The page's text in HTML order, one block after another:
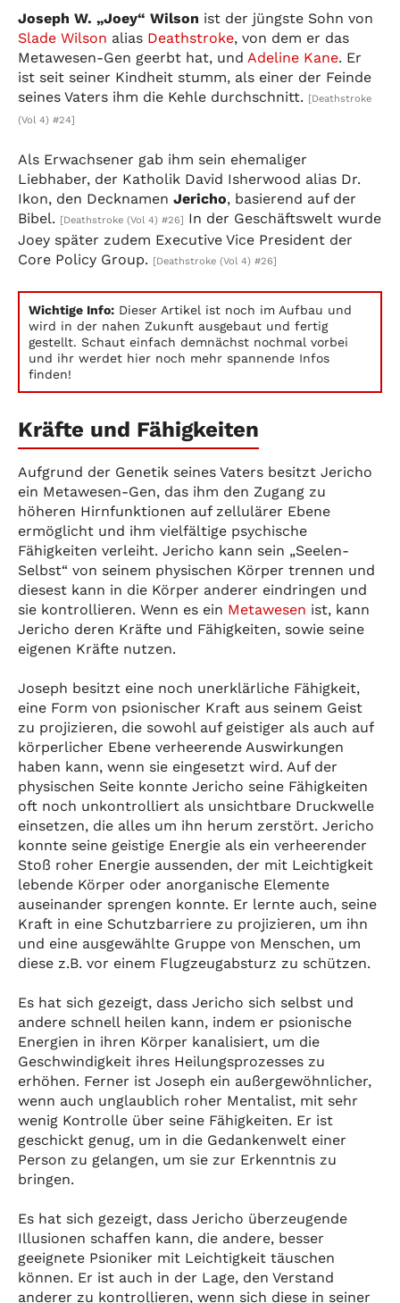
Joseph W. „Joey“ Wilson ist der jüngste Sohn von
Slade Wilson alias Deathstroke, von dem er das
Metawesen-Gen geerbt hat, und Adeline Kane. Er
ist seit seiner Kindheit stumm, als einer der Feinde
seines Vaters ihm die Kehle durchschnitt. [Deathstroke
(Vol 4) #24]
Als Erwachsener gab ihm sein ehemaliger
Liebhaber, der Katholik David Isherwood alias Dr.
Ikon, den Decknamen Jericho, basierend auf der
Bibel. [Deathstroke (Vol 4) #26] In der Geschäftswelt wurde
Joey später zudem Executive Vice President der
Core Policy Group. [Deathstroke (Vol 4) #26]
Wichtige Info: Dieser Artikel ist noch im Aufbau und
wird in der nahen Zukunft ausgebaut und fertig
gestellt. Schaut einfach demnächst nochmal vorbei
und ihr werdet hier noch mehr spannende Infos
finden!
Kräfte und Fähigkeiten
Aufgrund der Genetik seines Vaters besitzt Jericho
ein Metawesen-Gen, das ihm den Zugang zu
höheren Hirnfunktionen auf zellulärer Ebene
ermöglicht und ihm vielfältige psychische
Fähigkeiten verleiht. Jericho kann sein „Seelen-
Selbst“ von seinem physischen Körper trennen und
diesest kann in die Körper anderer eindringen und
sie kontrollieren. Wenn es ein Metawesen ist, kann
Jericho deren Kräfte und Fähigkeiten, sowie seine
eigenen Kräfte nutzen.
Joseph besitzt eine noch unerklärliche Fähigkeit,
eine Form von psionischer Kraft aus seinem Geist
zu projizieren, die sowohl auf geistiger als auch auf
körperlicher Ebene verheerende Auswirkungen
haben kann, wenn sie eingesetzt wird. Auf der
physischen Seite konnte Jericho seine Fähigkeiten
oft noch unkontrolliert als unsichtbare Druckwelle
einsetzen, die alles um ihn herum zerstört. Jericho
konnte seine geistige Energie als ein verheerender
Stoß roher Energie aussenden, der mit Leichtigkeit
lebende Körper oder anorganische Elemente
auseinander sprengen konnte. Er lernte auch, seine
Kraft in eine Schutzbarriere zu projizieren, um ihn
und eine ausgewählte Gruppe von Menschen, um
diese z.B. vor einem Flugzeugabsturz zu schützen.
Es hat sich gezeigt, dass Jericho sich selbst und
andere schnell heilen kann, indem er psionische
Energien in ihren Körper kanalisiert, um die
Geschwindigkeit ihres Heilungsprozesses zu
erhöhen. Ferner ist Joseph ein außergewöhnlicher,
wenn auch unglaublich roher Mentalist, mit sehr
wenig Kontrolle über seine Fähigkeiten. Er ist
geschickt genug, um in die Gedankenwelt einer
Person zu gelangen, um sie zur Erkenntnis zu
bringen.
Es hat sich gezeigt, dass Jericho überzeugende
Illusionen schaffen kann, die andere, besser
geeignete Psioniker mit Leichtigkeit täuschen
können. Er ist auch in der Lage, den Verstand
anderer zu kontrollieren, wenn sich diese in seiner